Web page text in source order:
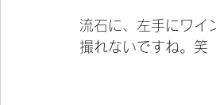
流石に、左手にワイ
撮れないですね。笑